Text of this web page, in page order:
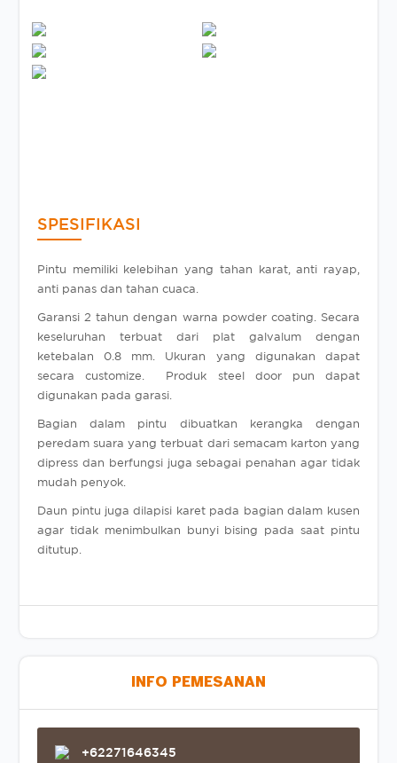
SPESIFIKASI
Pintu memiliki kelebihan yang tahan karat, anti rayap,
anti panas dan tahan cuaca.
Garansi 2 tahun dengan warna powder coating. Secara
keseluruhan terbuat dari plat galvalum dengan
ketebalan 0.8 mm. Ukuran yang digunakan dapat
secara customize. Produk steel door pun dapat
digunakan pada garasi.
Bagian dalam pintu dibuatkan kerangka dengan
peredam suara yang terbuat dari semacam karton yang
dipress dan berfungsi juga sebagai penahan agar tidak
mudah penyok.
Daun pintu juga dilapisi karet pada bagian dalam kusen
agar tidak menimbulkan bunyi bising pada saat pintu
ditutup.
INFO PEMESANAN
+62271646345